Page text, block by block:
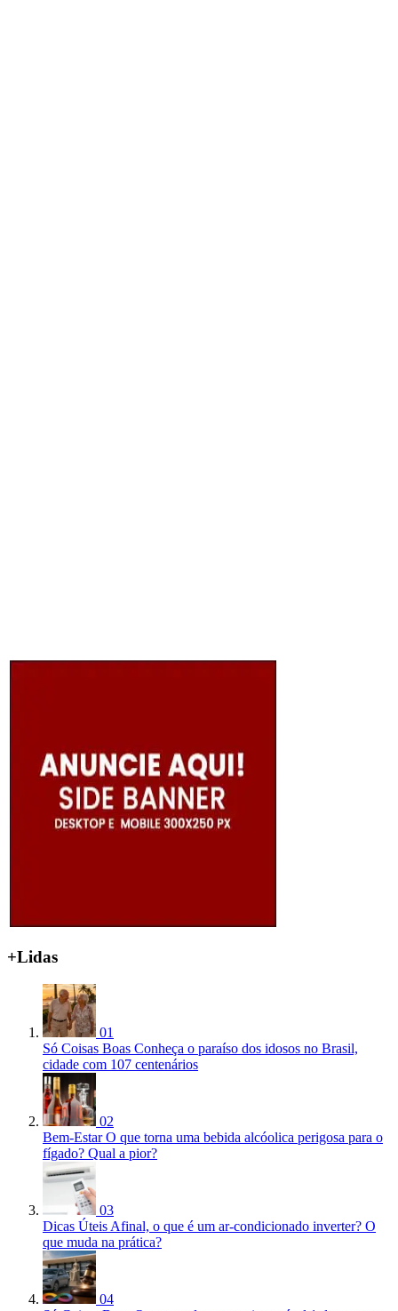
+Lidas
01
Só Coisas Boas Conheça o paraíso dos idosos no Brasil,
cidade com 107 centenários
02
Bem-Estar O que torna uma bebida alcóolica perigosa para o
fígado? Qual a pior?
03
Dicas Úteis Afinal, o que é um ar-condicionado inverter? O
que muda na prática?
04